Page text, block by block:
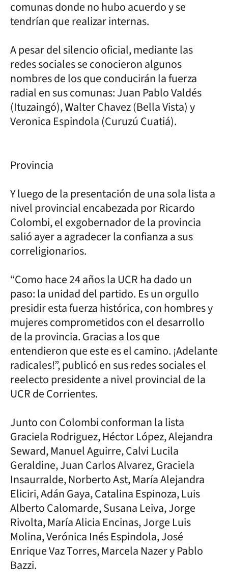
comunas donde no hubo acuerdo y se
tendrían que realizar internas.
A pesar del silencio oficial, mediante las
redes sociales se conocieron algunos
nombres de los que conducirán la fuerza
radial en sus comunas: Juan Pablo Valdés
(Ituzaingó), Walter Chavez (Bella Vista) y
Veronica Espindola (Curuzú Cuatiá).
Provincia
Y luego de la presentación de una sola lista a
nivel provincial encabezada por Ricardo
Colombi, el exgobernador de la provincia
salió ayer a agradecer la confianza a sus
correligionarios.
“Como hace 24 años la UCR ha dado un
paso: la unidad del partido. Es un orgullo
presidir esta fuerza histórica, con hombres y
mujeres comprometidos con el desarrollo
de la provincia. Gracias a los que
entendieron que este es el camino. ¡Adelante
radicales!”, publicó en sus redes sociales el
reelecto presidente a nivel provincial de la
UCR de Corrientes.
Junto con Colombi conforman la lista
Graciela Rodriguez, Héctor López, Alejandra
Seward, Manuel Aguirre, Calvi Lucila
Geraldine, Juan Carlos Alvarez, Graciela
Insaurralde, Norberto Ast, María Alejandra
Eliciri, Adán Gaya, Catalina Espinoza, Luis
Alberto Calomarde, Susana Leiva, Jorge
Rivolta, María Alicia Encinas, Jorge Luis
Molina, Verónica Inés Espindola, José
Enrique Vaz Torres, Marcela Nazer y Pablo
Bazzi.